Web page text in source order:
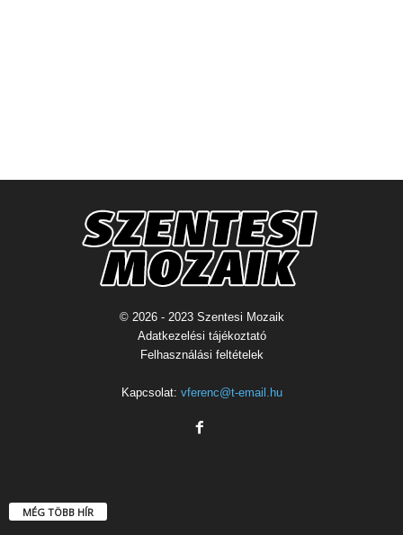
© 2026 - 2023 Szentesi Mozaik
Adatkezelési tájékoztató
Felhasználási feltételek
Kapcsolat: vferenc@t-email.hu
MÉG TÖBB HÍR